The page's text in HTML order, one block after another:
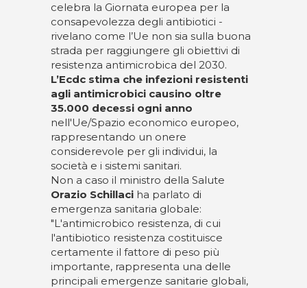
celebra la Giornata europea per la
consapevolezza degli antibiotici -
rivelano come l’Ue non sia sulla buona
strada per raggiungere gli obiettivi di
resistenza antimicrobica del 2030.
L’Ecdc stima che infezioni resistenti
agli antimicrobici causino oltre
35.000 decessi ogni anno
nell'Ue/Spazio economico europeo,
rappresentando un onere
considerevole per gli individui, la
società e i sistemi sanitari.
Non a caso il ministro della Salute
Orazio Schillaci ha parlato di
emergenza sanitaria globale:
"L'antimicrobico resistenza, di cui
l'antibiotico resistenza costituisce
certamente il fattore di peso più
importante, rappresenta una delle
principali emergenze sanitarie globali,